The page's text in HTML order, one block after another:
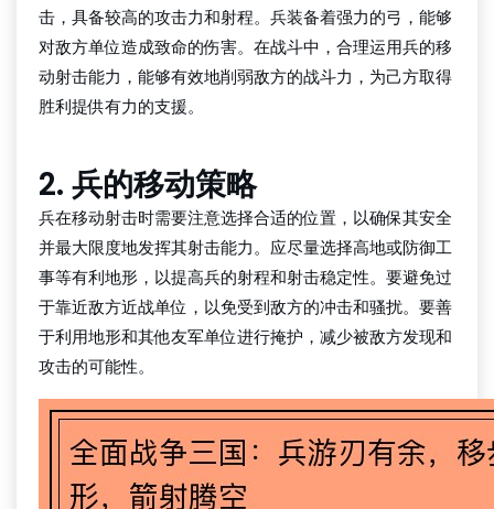
击，具备较高的攻击力和射程。兵装备着强力的弓，能够
对敌方单位造成致命的伤害。在战斗中，合理运用兵的移
动射击能力，能够有效地削弱敌方的战斗力，为己方取得
胜利提供有力的支援。
2. 兵的移动策略
兵在移动射击时需要注意选择合适的位置，以确保其安全
并最大限度地发挥其射击能力。应尽量选择高地或防御工
事等有利地形，以提高兵的射程和射击稳定性。要避免过
于靠近敌方近战单位，以免受到敌方的冲击和骚扰。要善
于利用地形和其他友军单位进行掩护，减少被敌方发现和
攻击的可能性。